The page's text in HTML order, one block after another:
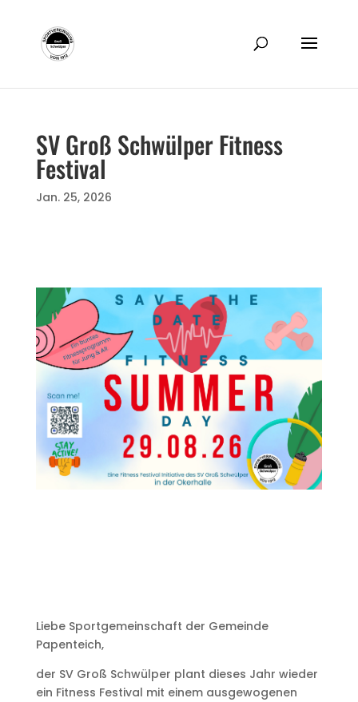
SV Groß Schwülper Fitness
Festival
Jan. 25, 2026
Liebe Sportgemeinschaft der Gemeinde
Papenteich,
der SV Groß Schwülper plant dieses Jahr wieder
ein Fitness Festival mit einem ausgewogenen